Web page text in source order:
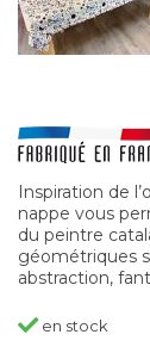
Inspiration de
nappe vous
du peintre
géométriques
abstraction,
en stock